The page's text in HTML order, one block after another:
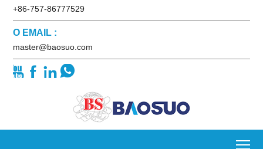
+86-757-86777529
O EMAIL :
master@baosuo.com
   